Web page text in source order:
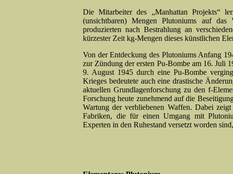
Die Mitarbeiter des „Manhattan Projekts“
(unsichtbaren) Mengen Plutoniums auf
produzierten nach Bestrahlung an
kürzester Zeit kg-Mengen dieses künstlichen
Von der Entdeckung des Plutoniums Anfang
zur Zündung der ersten Pu-Bombe am 16. Juli
9. August 1945 durch eine Pu-Bombe
Krieges bedeutete auch eine drastische
aktuellen Grundlagenforschung zu den f-
Forschung heute zunehmend auf die
Wartung der verbliebenen Waffen. Dabei
Fabriken, die für einen Umgang mit
Experten in den Ruhestand versetzt worden